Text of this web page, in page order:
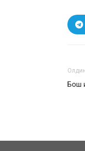
Бош